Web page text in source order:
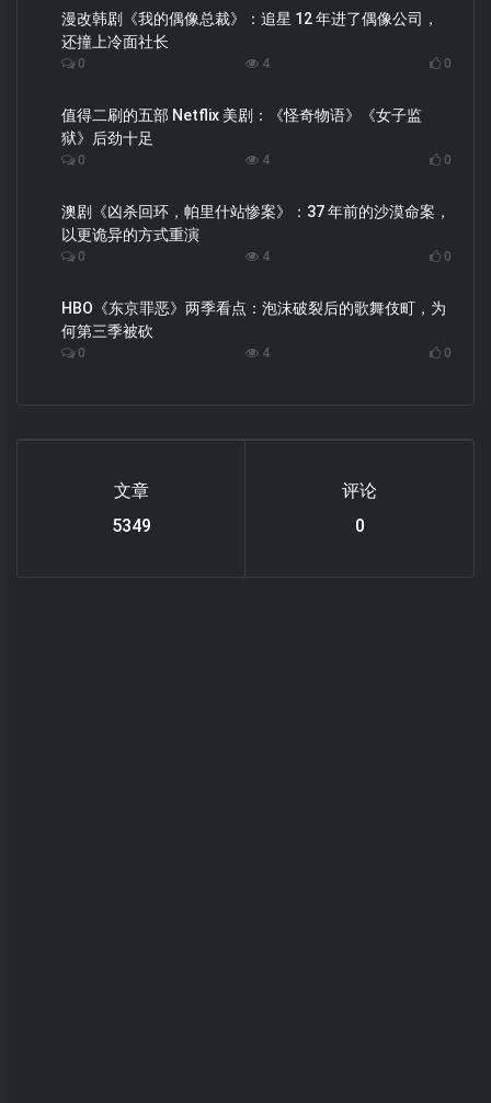
漫改韩剧《我的偶像总裁》：追星 12 年进了偶像公司，
还撞上冷面社长
0 4 0
值得二刷的五部 Netflix 美剧：《怪奇物语》《女子监
狱》后劲十足
0 4 0
澳剧《凶杀回环，帕里什站惨案》：37 年前的沙漠命案，
以更诡异的方式重演
0 4 0
HBO《东京罪恶》两季看点：泡沫破裂后的歌舞伎町，为
何第三季被砍
0 4 0
文章
6220
评论
0